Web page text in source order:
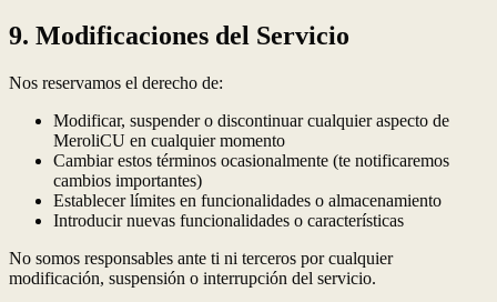
9. Modificaciones del Servicio
Nos reservamos el derecho de:
Modificar, suspender o discontinuar cualquier aspecto de
MeroliCU en cualquier momento
Cambiar estos términos ocasionalmente (te notificaremos
cambios importantes)
Establecer límites en funcionalidades o almacenamiento
Introducir nuevas funcionalidades o características
No somos responsables ante ti ni terceros por cualquier
modificación, suspensión o interrupción del servicio.